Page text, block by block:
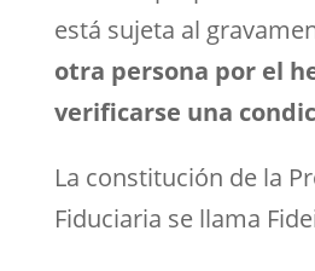
está sujeta al
otra persona por el
verificarse una
La constitución de la
Fiduciaria se llama